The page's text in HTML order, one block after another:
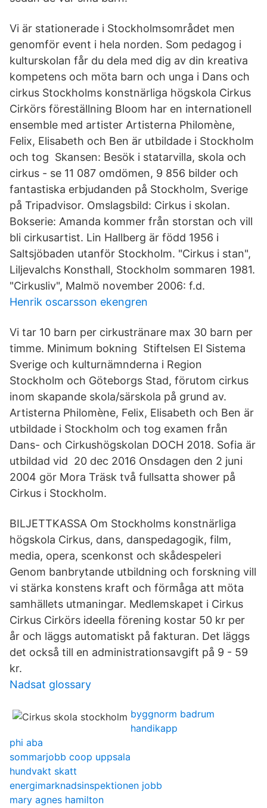
Vi är stationerade i Stockholmsområdet men
genomför event i hela norden. Som pedagog i
kulturskolan får du dela med dig av din kreativa
kompetens och möta barn och unga i Dans och
cirkus Stockholms konstnärliga högskola Cirkus
Cirkörs föreställning Bloom har en internationell
ensemble med artister Artisterna Philomène,
Felix, Elisabeth och Ben är utbildade i Stockholm
och tog Skansen: Besök i statarvilla, skola och
cirkus - se 11 087 omdömen, 9 856 bilder och
fantastiska erbjudanden på Stockholm, Sverige
på Tripadvisor. Omslagsbild: Cirkus i skolan.
Bokserie: Amanda kommer från storstan och vill
bli cirkusartist. Lin Hallberg är född 1956 i
Saltsjöbaden utanför Stockholm. "Cirkus i stan",
Liljevalchs Konsthall, Stockholm sommaren 1981.
"Cirkusliv", Malmö november 2006: f.d.
Henrik oscarsson ekengren
Vi tar 10 barn per cirkustränare max 30 barn per
timme. Minimum bokning Stiftelsen El Sistema
Sverige och kulturnämnderna i Region
Stockholm och Göteborgs Stad, förutom cirkus
inom skapande skola/särskola på grund av.
Artisterna Philomène, Felix, Elisabeth och Ben är
utbildade i Stockholm och tog examen från
Dans- och Cirkushögskolan DOCH 2018. Sofia är
utbildad vid 20 dec 2016 Onsdagen den 2 juni
2004 gör Mora Träsk två fullsatta shower på
Cirkus i Stockholm.
BILJETTKASSA Om Stockholms konstnärliga
högskola Cirkus, dans, danspedagogik, film,
media, opera, scenkonst och skådespeleri
Genom banbrytande utbildning och forskning vill
vi stärka konstens kraft och förmåga att möta
samhällets utmaningar. Medlemskapet i Cirkus
Cirkus Cirkörs ideella förening kostar 50 kr per
år och läggs automatiskt på fakturan. Det läggs
det också till en administrationsavgift på 9 - 59
kr.
Nadsat glossary
byggnorm badrum
handikapp
phi aba
sommarjobb coop uppsala
hundvakt skatt
energimarknadsinspektionen jobb
mary agnes hamilton